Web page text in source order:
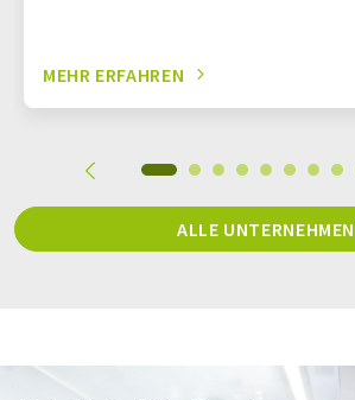
MEHR ERFAHREN
ALLE UNTERNEHMEN